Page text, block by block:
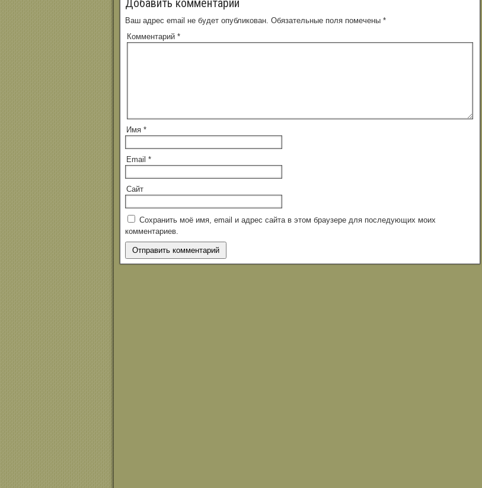
Добавить комментарий
Ваш адрес email не будет опубликован. Обязательные поля помечены *
Комментарий *
Имя *
Email *
Сайт
Сохранить моё имя, email и адрес сайта в этом браузере для последующих моих
комментариев.